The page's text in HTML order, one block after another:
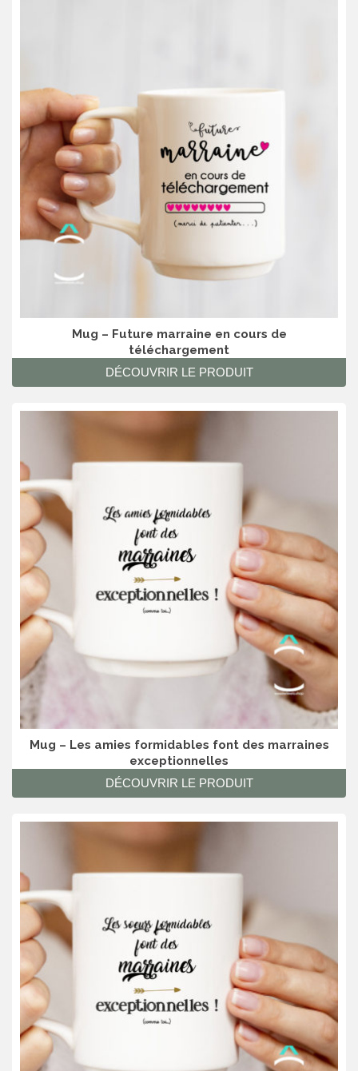
Mug – Future marraine en cours de
téléchargement
DÉCOUVRIR LE PRODUIT
Mug – Les amies formidables font des marraines
exceptionnelles
DÉCOUVRIR LE PRODUIT